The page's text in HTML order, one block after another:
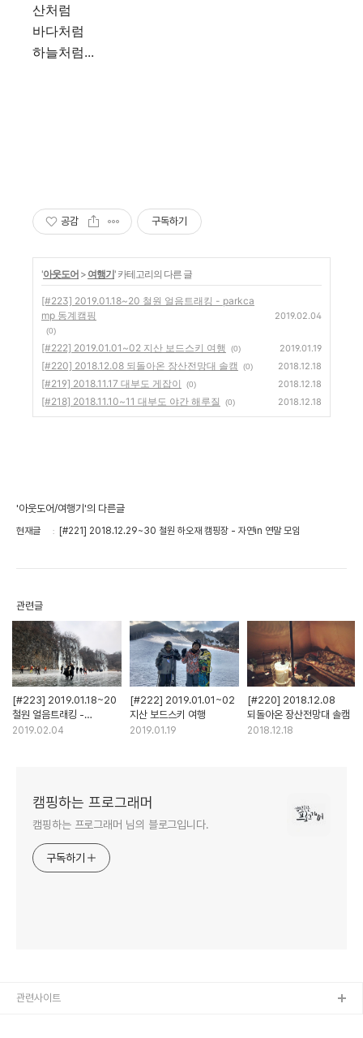
산처럼
바다처럼
하늘처럼...
공감 구독하기
'아웃도어 > 여행기' 카테고리의 다른 글
[#223] 2019.01.18~20 철원 얼음트래킹 - parkca
mp 동계캠핑
(0)
2019.02.04
[#222] 2019.01.01~02 지산 보드스키 여행 (0) 2019.01.19
[#220] 2018.12.08 되돌아온 장산전망대 솔캠 (0) 2018.12.18
[#219] 2018.11.17 대부도 게잡이 (0) 2018.12.18
[#218] 2018.11.10~11 대부도 야간 해루질 (0) 2018.12.18
'아웃도어/여행기'의 다른글
현재글 [#221] 2018.12.29~30 철원 하오재 캠핑장 - 자연in 연말 모임
관련글
[#223] 2019.01.18~20
철원 얼음트래킹 -
parkcamp 동계캠핑
2019.02.04
[#222] 2019.01.01~02
지산 보드스키 여행
2019.01.19
[#220] 2018.12.08
되돌아온 장산전망대 솔캠
2018.12.18
캠핑하는 프로그래머
캠핑하는 프로그래머 님의 블로그입니다.
구독하기
관련사이트